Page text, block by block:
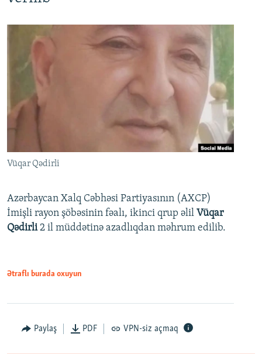
Vüqar Qədirli
Azərbaycan Xalq Cəbhəsi Partiyasının (AXCP)
İmişli rayon şöbəsinin fəalı, ikinci qrup əlil Vüqar
Qədirli2 il müddətinə azadlıqdan məhrum edilib.
Ətraflı burada oxuyun
Paylaş PDF VPN-siz açmaq